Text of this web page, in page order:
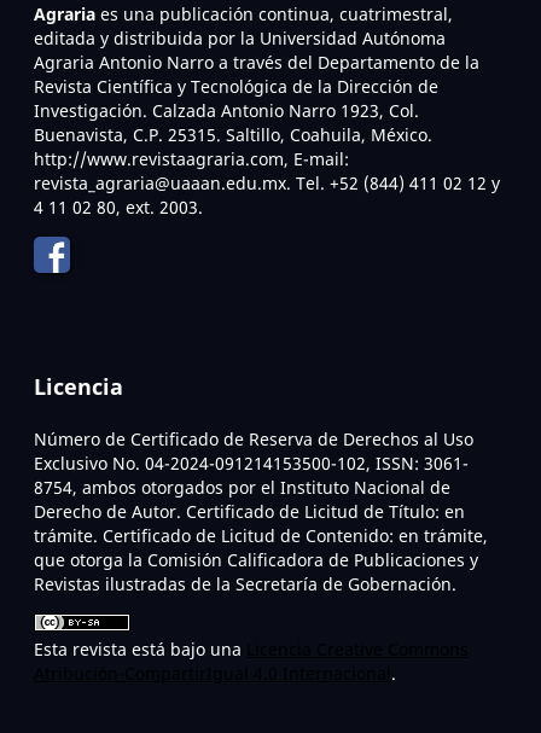
Agraria es una publicación continua, cuatrimestral,
editada y distribuida por la Universidad Autónoma
Agraria Antonio Narro a través del Departamento de la
Revista Científica y Tecnológica de la Dirección de
Investigación. Calzada Antonio Narro 1923, Col.
Buenavista, C.P. 25315. Saltillo, Coahuila, México.
http://www.revistaagraria.com, E-mail:
revista_agraria@uaaan.edu.mx. Tel. +52 (844) 411 02 12 y
4 11 02 80, ext. 2003.
Licencia
Número de Certificado de Reserva de Derechos al Uso
Exclusivo No. 04-2024-091214153500-102, ISSN: 3061-
8754, ambos otorgados por el Instituto Nacional de
Derecho de Autor. Certificado de Licitud de Título: en
trámite. Certificado de Licitud de Contenido: en trámite,
que otorga la Comisión Calificadora de Publicaciones y
Revistas ilustradas de la Secretaría de Gobernación.
Esta revista está bajo una
.